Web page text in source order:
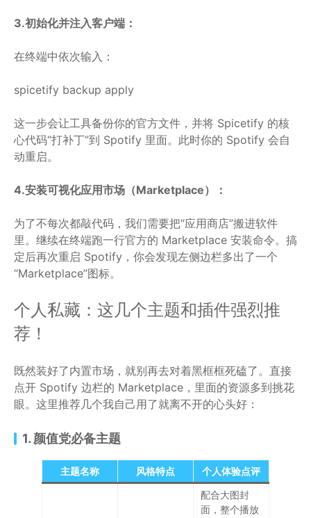
3.初始化并注入客户端：
在终端中依次输入：
spicetify backup apply
这一步会让工具备份你的官方文件，并将 Spicetify 的核
心代码“打补丁”到 Spotify 里面。此时你的 Spotify 会自
动重启。
4.安装可视化应用市场（Marketplace）：
为了不每次都敲代码，我们需要把“应用商店”搬进软件
里。继续在终端跑一行官方的 Marketplace 安装命令。搞
定后再次重启 Spotify，你会发现左侧边栏多出了一个
“Marketplace”图标。
个人私藏：这几个主题和插件强烈推
荐！
既然装好了内置市场，就别再去对着黑框框死磕了。直接
点开 Spotify 边栏的 Marketplace，里面的资源多到挑花
眼。这里推荐几个我自己用了就离不开的心头好：
1. 颜值党必备主题
主题名称 风格特点
个人体验点评
配合大图封
面，整个播放